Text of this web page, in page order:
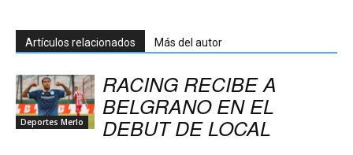
Artículos relacionados Más del autor
Deportes Merlo
RACING RECIBE A
BELGRANO EN EL
DEBUT DE LOCAL